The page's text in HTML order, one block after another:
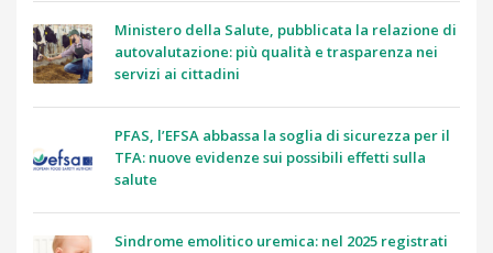
Ministero della Salute, pubblicata la relazione di
autovalutazione: più qualità e trasparenza nei
servizi ai cittadini
PFAS, l’EFSA abbassa la soglia di sicurezza per il
TFA: nuove evidenze sui possibili effetti sulla
salute
Sindrome emolitico uremica: nel 2025 registrati